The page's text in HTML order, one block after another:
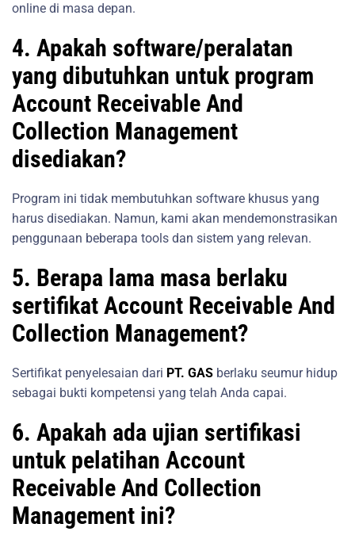
online di masa depan.
4. Apakah software/peralatan
yang dibutuhkan untuk program
Account Receivable And
Collection Management
disediakan?
Program ini tidak membutuhkan software khusus yang
harus disediakan. Namun, kami akan mendemonstrasikan
penggunaan beberapa tools dan sistem yang relevan.
5. Berapa lama masa berlaku
sertifikat Account Receivable And
Collection Management?
Sertifikat penyelesaian dari PT. GAS berlaku seumur hidup
sebagai bukti kompetensi yang telah Anda capai.
6. Apakah ada ujian sertifikasi
untuk pelatihan Account
Receivable And Collection
Management ini?